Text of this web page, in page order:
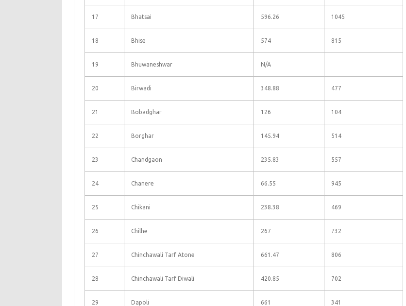
17 Bhatsai 596.26 1045
18 Bhise 574 815
19 Bhuwaneshwar N/A
20 Birwadi 348.88 477
21 Bobadghar 126 104
22 Borghar 145.94 514
23 Chandgaon 235.83 557
24 Chanere 66.55 945
25 Chikani 238.38 469
26 Chilhe 267 732
27 Chinchawali Tarf Atone 661.47 806
28 Chinchawali Tarf Diwali 420.85 702
29 Dapoli 661 341